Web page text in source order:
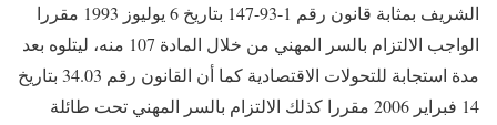
الشريف بمثابة قانون رقم 1-93-147 بتاريخ 6 يوليوز 1993 مقررا
الواجب الالتزام بالسر المهني من خلال المادة 107 منه، ليتلوه بعد
مدة استجابة للتحولات الاقتصادية كما أن القانون رقم 34.03 بتاريخ
14 فبراير 2006 مقررا كذلك الالتزام بالسر المهني تحت طائلة